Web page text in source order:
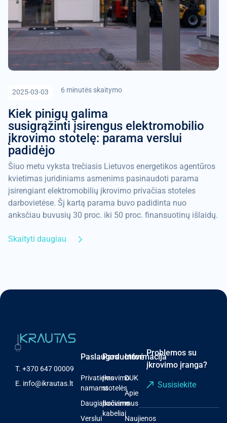
2025-03-03 6 minutės skaitymo
Kiek pinigų galima
susigrąžinti įsirengus elektromobilio
įkrovimo stotelę: parama verslui
padidėjo
Šiuo metu vyksta trečiasis Lietuvos energetikos agentūros
kvietimas juridiniams asmenims pasinaudoti parama
įsirengiant elektromobilių įkrovimo privačias stoteles
darbovietėse. Šį kartą parama buvo padidinta nuo
anksčiau buvusių 30 proc. iki 50 proc. finansuotinų išlaidų.
Skaityti daugiau
T. +370 647 00009
E. info@ikrautas.lt
Paslaugos
Privatiems
namams
Daugiabučiams
Verslui
Parduotuvė
Įkrovimo
stotelės
Įkrovimo
kabeliai
Informacija
DUK
Apie
mus
Naujienos
Problemos su
įkrovimo įranga?
Susisiekite